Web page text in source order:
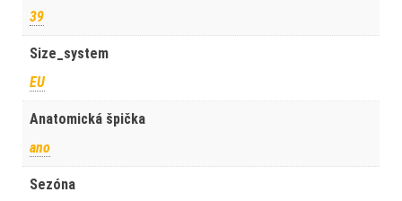
39
Size_system
EU
Anatomická špička
ano
Sezóna